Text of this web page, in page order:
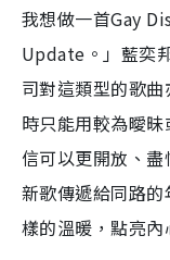
我想做一首Gay
Update。」藍奕
司對這類型的歌曲
時只能用較為曖
信可以更開放、
新歌傳遞給同路
樣的溫暖，點亮內